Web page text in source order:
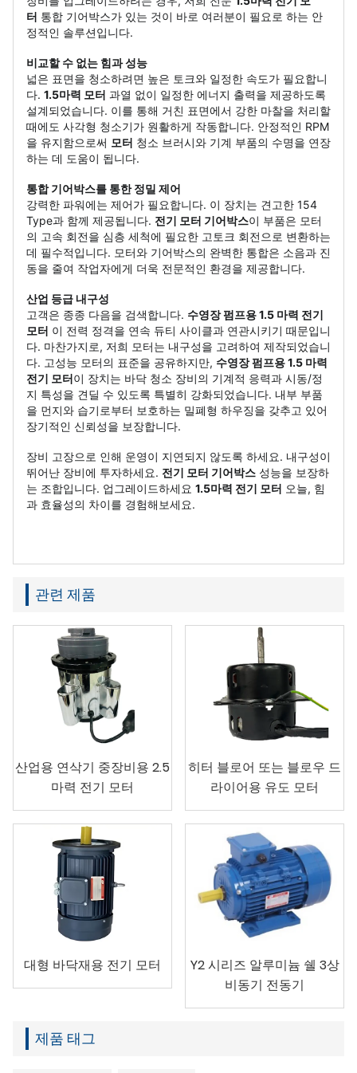
터 통합 기어박스가 있는 것이 바로 여러분이 필요로 하는 안
정적인 솔루션입니다.
비교할 수 없는 힘과 성능
넓은 표면을 청소하려면 높은 토크와 일정한 속도가 필요합니
다. 1.5마력 모터 과열 없이 일정한 에너지 출력을 제공하도록
설계되었습니다. 이를 통해 거친 표면에서 강한 마찰을 처리할
때에도 사각형 청소기가 원활하게 작동합니다. 안정적인 RPM
을 유지함으로써 모터 청소 브러시와 기계 부품의 수명을 연장
하는 데 도움이 됩니다.
통합 기어박스를 통한 정밀 제어
강력한 파워에는 제어가 필요합니다. 이 장치는 견고한 154
Type과 함께 제공됩니다. 전기 모터 기어박스이 부품은 모터
의 고속 회전을 심층 세척에 필요한 고토크 회전으로 변환하는
데 필수적입니다. 모터와 기어박스의 완벽한 통합은 소음과 진
동을 줄여 작업자에게 더욱 전문적인 환경을 제공합니다.
산업 등급 내구성
고객은 종종 다음을 검색합니다. 수영장 펌프용 1.5 마력 전기
모터 이 전력 정격을 연속 듀티 사이클과 연관시키기 때문입니
다. 마찬가지로, 저희 모터는 내구성을 고려하여 제작되었습니
다. 고성능 모터의 표준을 공유하지만, 수영장 펌프용 1.5 마력
전기 모터이 장치는 바닥 청소 장비의 기계적 응력과 시동/정
지 특성을 견딜 수 있도록 특별히 강화되었습니다. 내부 부품
을 먼지와 습기로부터 보호하는 밀폐형 하우징을 갖추고 있어
장기적인 신뢰성을 보장합니다.
장비 고장으로 인해 운영이 지연되지 않도록 하세요. 내구성이
뛰어난 장비에 투자하세요. 전기 모터 기어박스 성능을 보장하
는 조합입니다. 업그레이드하세요 1.5마력 전기 모터 오늘, 힘
과 효율성의 차이를 경험해보세요.
관련 제품
산업용 연삭기 중장비용 2.5
마력 전기 모터
히터 블로어 또는 블로우 드
라이어용 유도 모터
대형 바닥재용 전기 모터
Y2 시리즈 알루미늄 쉘 3상
비동기 전동기
제품 태그